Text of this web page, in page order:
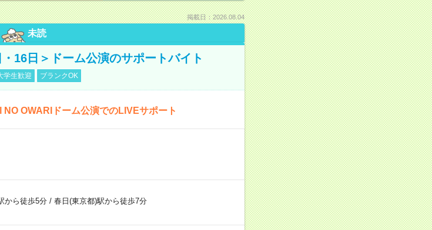
掲載日：2026.08.04
未読
16日＞ドーム公演のサポートバイト
学生歓迎 ブランクOK
OWARIドーム公演でのLIVEサポート
から徒歩5分/ 春日(東京都)駅から徒歩7分